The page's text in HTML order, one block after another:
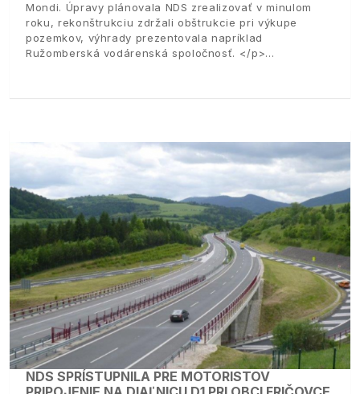
Mondi. Úpravy plánovala NDS zrealizovať v minulom
roku, rekonštrukciu zdržali obštrukcie pri výkupe
pozemkov, výhrady prezentovala napríklad
Ružomberská vodárenská spoločnosť. </p>
NDS SPRÍSTUPNILA PRE MOTORISTOV